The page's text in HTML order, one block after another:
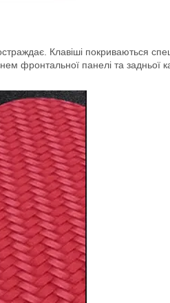
Клавіші покриваються
фронтальної панелі та задньої